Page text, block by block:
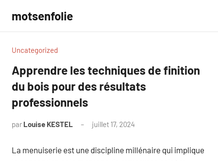
contenu
motsenfolie
Uncategorized
Apprendre les techniques de finition
du bois pour des résultats
professionnels
par Louise KESTEL juillet 17, 2024
La menuiserie est une discipline millénaire qui implique